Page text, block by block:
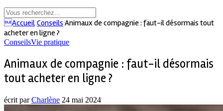
Accueil Conseils Animaux de compagnie : faut-il désormais tout
acheter en ligne ?
ConseilsVie pratique
Animaux de compagnie : faut-il désormais
tout acheter en ligne ?
écrit parCharlène 24 mai 2024